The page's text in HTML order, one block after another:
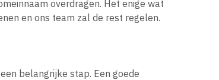
overdragen. Het enige wat
en ons team zal de rest regelen.
belangrijke stap. Een goede